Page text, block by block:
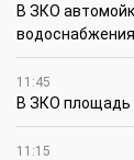
В ЗКО
водоснабжения
11:45
В ЗКО площадь
11:15